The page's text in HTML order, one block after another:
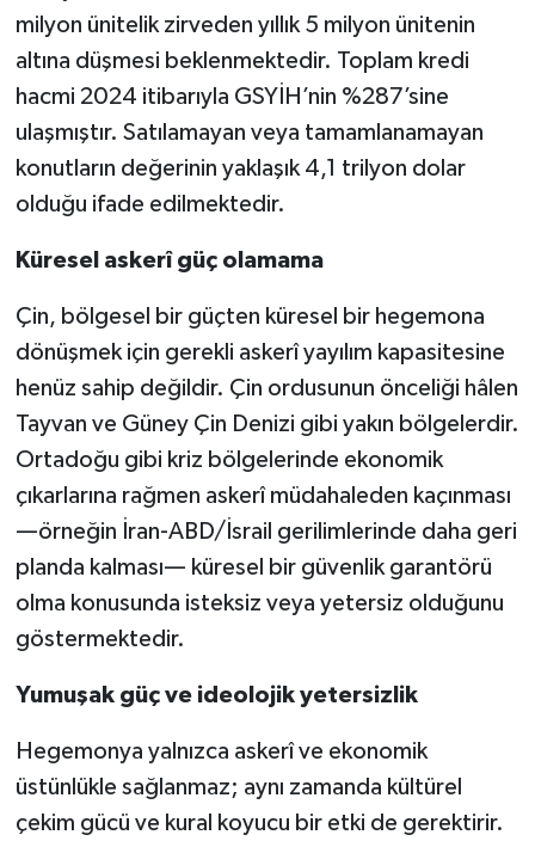
milyon ünitelik zirveden yıllık 5 milyon ünitenin
altına düşmesi beklenmektedir. Toplam kredi
hacmi 2024 itibarıyla GSYİH’nin %287’sine
ulaşmıştır. Satılamayan veya tamamlanamayan
konutların değerinin yaklaşık 4,1 trilyon dolar
olduğu ifade edilmektedir.
Küresel askerî güç olamama
Çin, bölgesel bir güçten küresel bir hegemona
dönüşmek için gerekli askerî yayılım kapasitesine
henüz sahip değildir. Çin ordusunun önceliği hâlen
Tayvan ve Güney Çin Denizi gibi yakın bölgelerdir.
Ortadoğu gibi kriz bölgelerinde ekonomik
çıkarlarına rağmen askerî müdahaleden kaçınması
—örneğin İran-ABD/İsrail gerilimlerinde daha geri
planda kalması— küresel bir güvenlik garantörü
olma konusunda isteksiz veya yetersiz olduğunu
göstermektedir.
Yumuşak güç ve ideolojik yetersizlik
Hegemonya yalnızca askerî ve ekonomik
üstünlükle sağlanmaz; aynı zamanda kültürel
çekim gücü ve kural koyucu bir etki de gerektirir.